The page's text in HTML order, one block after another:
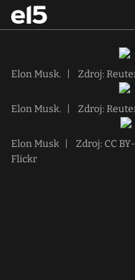
Elon Musk. Zdroj:
Elon Musk. Zdroj:
Elon Musk
Zdroj: CC
Flickr